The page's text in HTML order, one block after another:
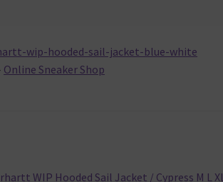
wip-hooded-sail-jacket-blue-white
Online Sneaker Shop
WIP Hooded Sail Jacket / Cypress M L XL